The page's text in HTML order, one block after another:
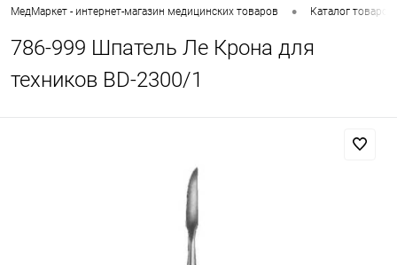
МедМаркет - интернет-магазин медицинских товаров • Каталог товаров
786-999 Шпатель Ле Крона для
техников BD-2300/1